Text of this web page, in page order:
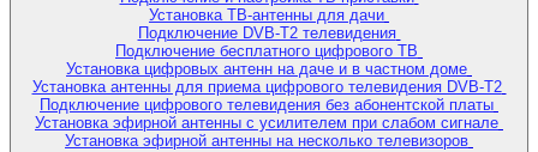
Установка ТВ-антенны для дачи
Подключение DVB-T2 телевидения
Подключение бесплатного цифрового ТВ
Установка цифровых антенн на даче и в частном доме
Установка антенны для приема цифрового телевидения DVB-T2
Подключение цифрового телевидения без абонентской платы
Установка эфирной антенны с усилителем при слабом сигнале
Установка эфирной антенны на несколько телевизоров